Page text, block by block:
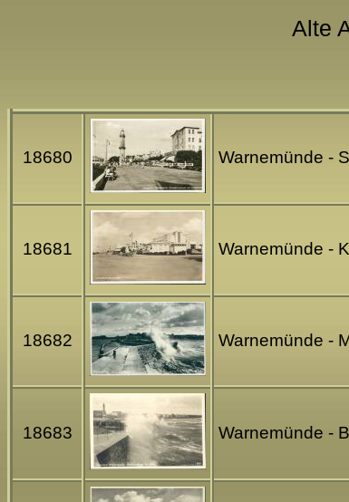
Alte
18680 Warnemünde -
18681 Warnemünde -
18682 Warnemünde -
18683 Warnemünde -